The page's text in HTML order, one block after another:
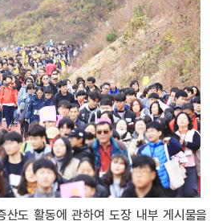
산도 활동에 관하여 도장 내부 게시물을